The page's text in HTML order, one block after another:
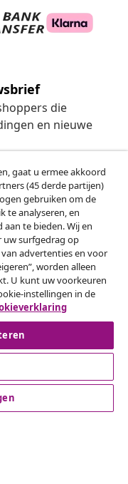
die
en nieuwe
gaat u ermee akkoord
(45 derde partijen)
gebruiken om de
te analyseren, en
te bieden. Wij en
uw surfgedrag op
advertenties en voor
worden alleen
U kunt uw voorkeuren
instellingen in de